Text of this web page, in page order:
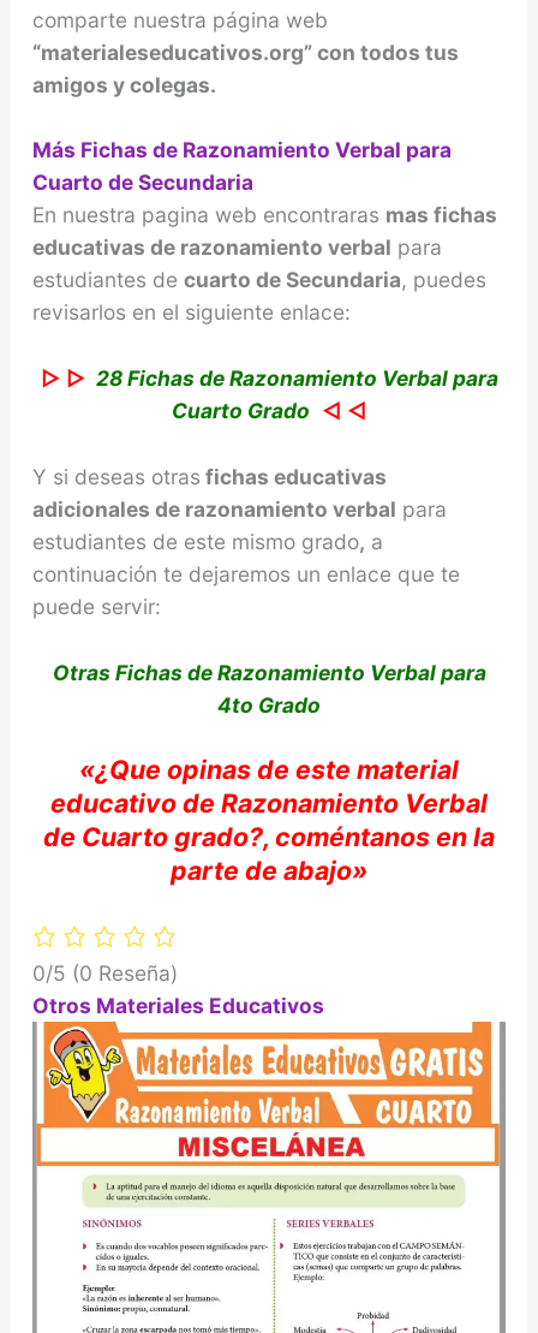
comparte nuestra página web
“materialeseducativos.org” con todos tus
amigos y colegas.
Más Fichas de Razonamiento Verbal para
Cuarto de Secundaria
En nuestra pagina web encontraras mas fichas
educativas de razonamiento verbal para
estudiantes de cuarto de Secundaria, puedes
revisarlos en el siguiente enlace:
▷ ▷ 28 Fichas de Razonamiento Verbal para
Cuarto Grado ◁ ◁
Y si deseas otras fichas educativas
adicionales de razonamiento verbal para
estudiantes de este mismo grado, a
continuación te dejaremos un enlace que te
puede servir:
Otras Fichas de Razonamiento Verbal para
4to Grado
«¿Que opinas de este material
educativo de Razonamiento Verbal
de Cuartogrado?, coméntanosen la
parte de abajo»
0/5 (0 Reseña)
Otros Materiales Educativos